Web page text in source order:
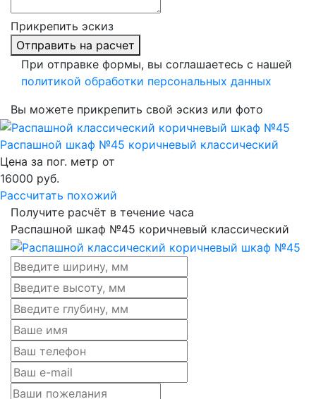
Прикрепить эскиз
Отправить на расчет
При отправке формы, вы соглашаетесь с нашей
политикой обработки персональных данных
Вы можете прикрепить свой эскиз или фото
Распашной шкаф №45 коричневый классический
Цена за пог. метр от
16000 руб.
Рассчитать похожий
Получите расчёт в течение часа
Распашной шкаф №45 коричневый классический